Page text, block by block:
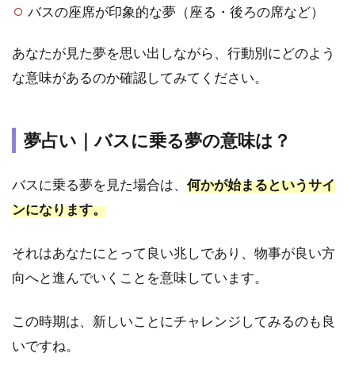
の事
夢の
意味
は？
い｜
を乗
り過
ごす
は？
3.3
い｜
バス
に乗
バスの座席が印象的な夢（座る・後ろの席など）
あなたが見た夢を思い出しながら、行動別にどのよう
な意味があるのか確認してみてください。
夢占い｜バスに乗る夢の意味は？
バスに乗る夢を見た場合は、 何かが始まるというサイ
ンになります。
それはあなたにとって良い兆しであり、物事が良い方
向へと進んでいくことを意味しています。
この時期は、新しいことにチャレンジしてみるのも良
いですね。